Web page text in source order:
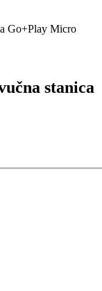
Go+Play Micro
stanica